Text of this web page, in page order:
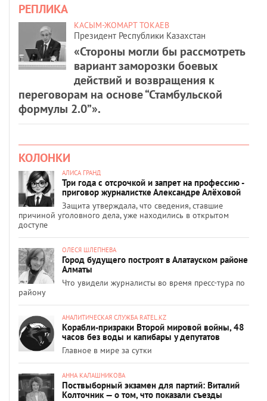
РЕПЛИКА
КАСЫМ-ЖОМАРТ ТОКАЕВ
Президент Республики Казахстан
«Стороны могли бы рассмотреть
вариант заморозки боевых
действий и возвращения к
переговорам на основе “Стамбульской
формулы 2.0”».
КОЛОНКИ
АЛИСА ГРАНД
Три года с отсрочкой и запрет на профессию -
приговор журналистке Александре Алёховой
Защита утверждала, что сведения, ставшие
причиной уголовного дела, уже находились в открытом
доступе
ОЛЕСЯ ШЛЕПНЕВА
Город будущего построят в Алатауском районе
Алматы
Что увидели журналисты во время пресс-тура по
району
АНАЛИТИЧЕСКАЯ СЛУЖБА RATEL.KZ
Корабли-призраки Второй мировой войны, 48
часов без воды и капибары у депутатов
Главное в мире за сутки
АННА КАЛАШНИКОВА
Поствыборный экзамен для партий: Виталий
Колточник — о том, что показали съезды